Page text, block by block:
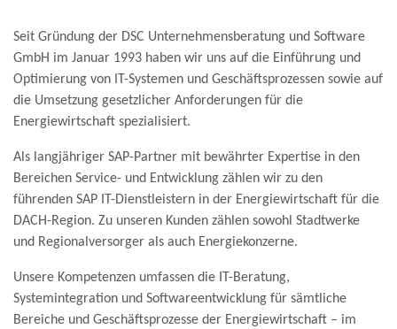
Seit Gründung der DSC Unternehmensberatung und Software
GmbH im Januar 1993 haben wir uns auf die Einführung und
Optimierung von IT-Systemen und Geschäftsprozessen sowie auf
die Umsetzung gesetzlicher Anforderungen für die
Energiewirtschaft spezialisiert.
Als langjähriger SAP-Partner mit bewährter Expertise in den
Bereichen Service- und Entwicklung zählen wir zu den
führenden SAP IT-Dienstleistern in der Energiewirtschaft für die
DACH-Region. Zu unseren Kunden zählen sowohl Stadtwerke
und Regionalversorger als auch Energiekonzerne.
Unsere Kompetenzen umfassen die IT-Beratung,
Systemintegration und Softwareentwicklung für sämtliche
Bereiche und Geschäftsprozesse der Energiewirtschaft – im